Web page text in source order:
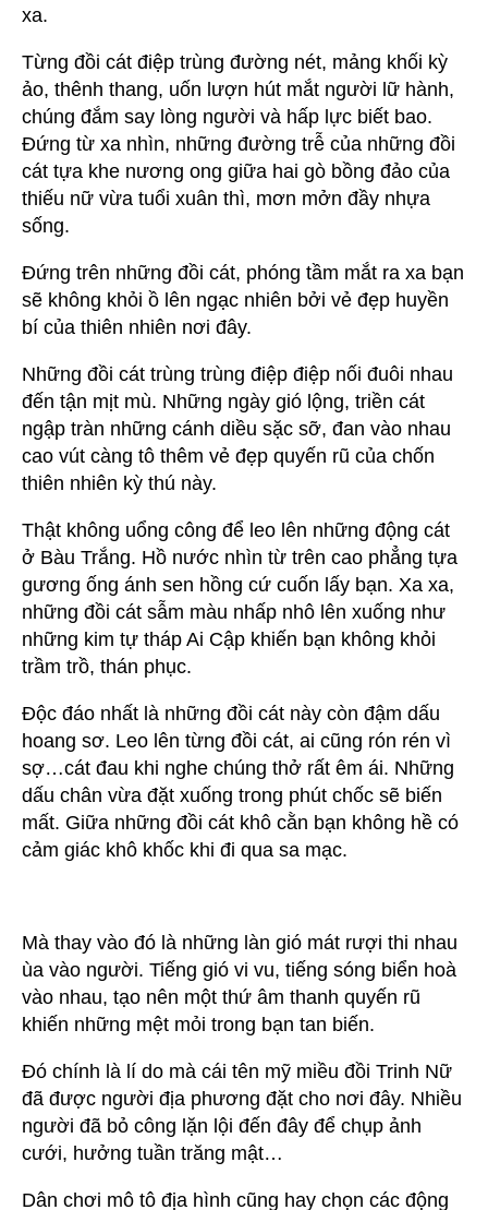
xa.
Từng đồi cát điệp trùng đường nét, mảng khối kỳ
ảo, thênh thang, uốn lượn hút mắt người lữ hành,
chúng đắm say lòng người và hấp lực biết bao.
Đứng từ xa nhìn, những đường trễ của những đồi
cát tựa khe nương ong giữa hai gò bồng đảo của
thiếu nữ vừa tuổi xuân thì, mơn mởn đầy nhựa
sống.
Đứng trên những đồi cát, phóng tầm mắt ra xa bạn
sẽ không khỏi ồ lên ngạc nhiên bởi vẻ đẹp huyền
bí của thiên nhiên nơi đây.
Những đồi cát trùng trùng điệp điệp nối đuôi nhau
đến tận mịt mù. Những ngày gió lộng, triền cát
ngập tràn những cánh diều sặc sỡ, đan vào nhau
cao vút càng tô thêm vẻ đẹp quyến rũ của chốn
thiên nhiên kỳ thú này.
Thật không uổng công để leo lên những động cát
ở Bàu Trắng. Hồ nước nhìn từ trên cao phẳng tựa
gương ống ánh sen hồng cứ cuốn lấy bạn. Xa xa,
những đồi cát sẫm màu nhấp nhô lên xuống như
những kim tự tháp Ai Cập khiến bạn không khỏi
trầm trồ, thán phục.
Độc đáo nhất là những đồi cát này còn đậm dấu
hoang sơ. Leo lên từng đồi cát, ai cũng rón rén vì
sợ…cát đau khi nghe chúng thở rất êm ái. Những
dấu chân vừa đặt xuống trong phút chốc sẽ biến
mất. Giữa những đồi cát khô cằn bạn không hề có
cảm giác khô khốc khi đi qua sa mạc.
Mà thay vào đó là những làn gió mát rượi thi nhau
ùa vào người. Tiếng gió vi vu, tiếng sóng biển hoà
vào nhau, tạo nên một thứ âm thanh quyến rũ
khiến những mệt mỏi trong bạn tan biến.
Đó chính là lí do mà cái tên mỹ miều đồi Trinh Nữ
đã được người địa phương đặt cho nơi đây. Nhiều
người đã bỏ công lặn lội đến đây để chụp ảnh
cưới, hưởng tuần trăng mật…
Dân chơi mô tô địa hình cũng hay chọn các động